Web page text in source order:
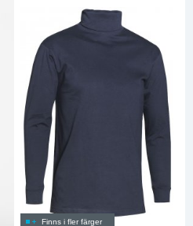
Finns i fler färger